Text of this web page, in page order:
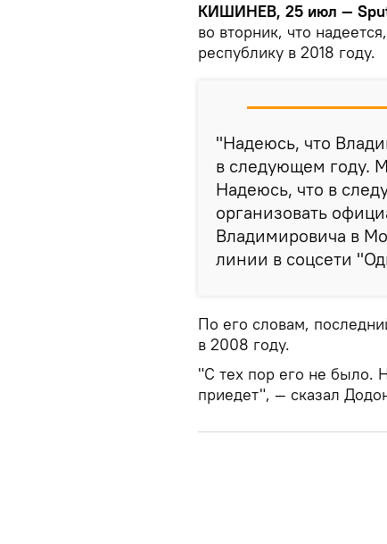
КИШИНЕВ, 25 июл —
во вторник, что
республику в 2018 году.
"Надеюсь, что
в следующем году.
Надеюсь, что в
организовать
Владимировича в
линии в соцсети
По его словам,
в 2008 году.
"С тех пор его не было.
приедет", — сказал